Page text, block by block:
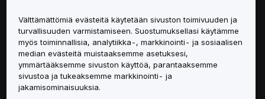
Palvelut
Tuki
Tuotteet
Välttämättömiä evästeitä käytetään sivuston toimivuuden ja
turvallisuuden varmistamiseen. Suostumuksellasi käytämme
myös toiminnallisia, analytiikka-, markkinointi- ja sosiaalisen
median evästeitä muistaaksemme asetuksesi,
ymmärtääksemme sivuston käyttöä, parantaaksemme
sivustoa ja tukeaksemme markkinointi- ja
jakamisominaisuuksia.